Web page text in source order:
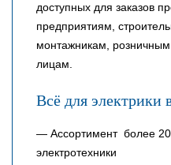
доступных для заказов
предприятиям,
монтажникам,
лицам.
Всё для электрики
— Ассортимент более 20
электротехники